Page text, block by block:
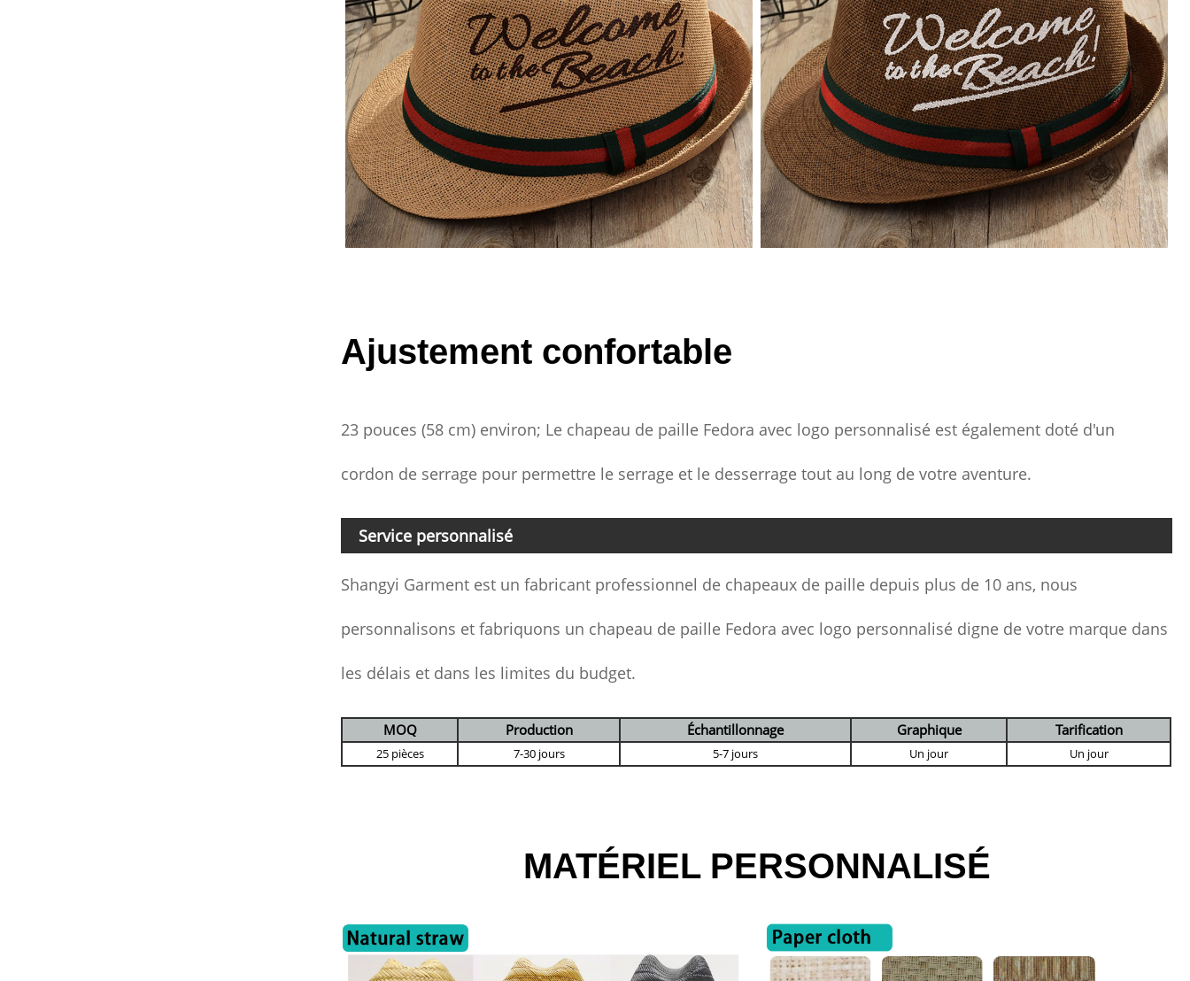
Ajustement confortable
23 pouces (58 cm) environ; Le chapeau de paille Fedora avec logo personnalisé est également doté d'un
cordon de serrage pour permettre le serrage et le desserrage tout au long de votre aventure.
Service personnalisé
Shangyi Garment est un fabricant professionnel de chapeaux de paille depuis plus de 10 ans, nous
personnalisons et fabriquons un chapeau de paille Fedora avec logo personnalisé digne de votre marque dans
les délais et dans les limites du budget.
MOQ Production Échantillonnage Graphique Tarification
25 pièces 7-30 jours 5-7 jours Un jour Un jour
MATÉRIEL PERSONNALISÉ